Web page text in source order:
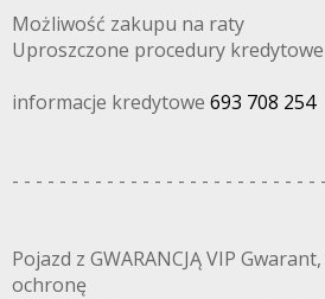
Możliwość zakupu na raty
Uproszczone procedury kredytowe
informacje kredytowe 693 708 254
- - - - - - - - - - - - - - - - - - - - - - - - - -
Pojazd z GWARANCJĄ VIP
ochronę